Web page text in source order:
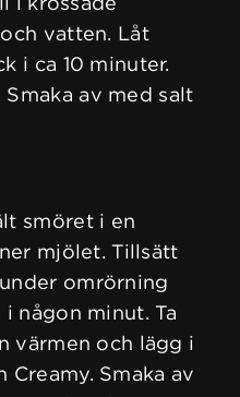
vatten. Låt
i ca 10 minuter.
av med salt
smöret i en
mjölet. Tillsätt
omrörning
någon minut. Ta
värmen och lägg i
Smaka av